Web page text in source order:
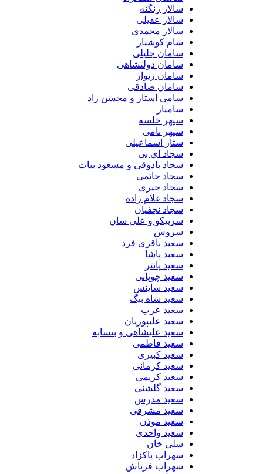
سالار زنگنه
سالار عقیلی
سالار محمدی
سام کوشیار
سامان جلیلی
سامان دولتشاهی
سامان زیوار
سامان صادقی
سامی استار و محسن راد
سامیار
سپهر خلسه
سپهر نامی
ستار اسماعیلی
سجاد ای بی
سجاد باذوقی و مسعود بیات
سجاد حاتمی
سجاد خیری
سجاد غلام زاده
سجاد نجفیان
سرپیکو و علی سان
سروش
سعید باقری فرد
سعید پاشا
سعید پانتر
سعید چوپانی
سعید ساینس
سعید شاه بیگ
سعید عرب
سعید علیپوریان
سعید علیشاهی و بتسابه
سعید فاطمی
سعید کبیری
سعید کرمانی
سعید کریمی
سعید گلشنی
سعید مدرس
سعید مشرقی
سعید موذن
سعید واحدی
سلی خان
سهراب پاکزاد
سهراب فرتاش